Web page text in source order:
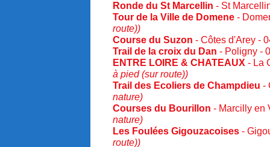
Ronde du St Marcellin - St
Tour de la Ville de Domene -
route))
Course du Suzon - Côtes d'Arey -
Trail de la croix du Dan - Poligny -
ENTRE LOIRE & CHATEAUX - La
à pied (sur route))
Trail des Ecoliers de Champdieu -
nature)
Courses du Bourillon - Marcilly en
nature)
Les Foulées Gigouzacoises -
route))